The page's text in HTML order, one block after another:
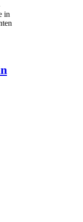
in